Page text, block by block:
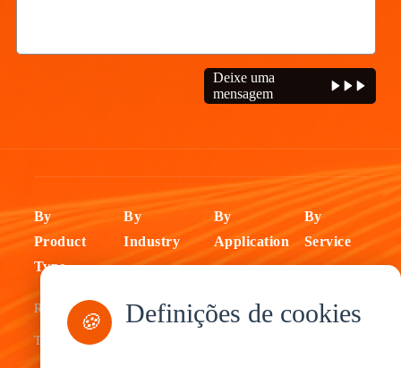
Deixe uma
mensagem
By
Product
Type
Rugged
Tablets
By
Industry
Management
By
Application
Delivery
By
Service
Customization
🍪 Definições de cookies